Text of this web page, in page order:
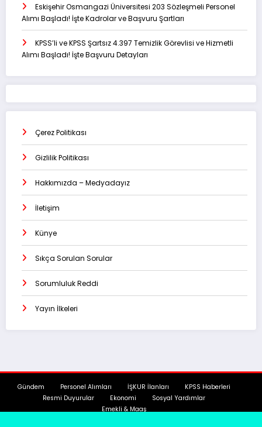
Eskişehir Osmangazi Üniversitesi 203 Sözleşmeli Personel
Alımı Başladı! İşte Kadrolar ve Başvuru Şartları
KPSS’li ve KPSS Şartsız 4.397 Temizlik Görevlisi ve Hizmetli
Alımı Başladı! İşte Başvuru Detayları
Çerez Politikası
Gizlilik Politikası
Hakkımızda – Medyadayız
İletişim
Künye
Sıkça Sorulan Sorular
Sorumluluk Reddi
Yayın İlkeleri
Gündem Personel Alımları İŞKUR İlanları
KPSS Haberleri
Resmi Duyurular
Ekonomi
Sosyal Yardımlar
Emekli & Maaş